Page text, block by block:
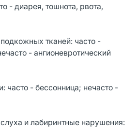
- диарея, тошнота, рвота,
тканей: часто -
- ангионевротический
часто - бессонница; нечасто -
и лабиринтные нарушения: